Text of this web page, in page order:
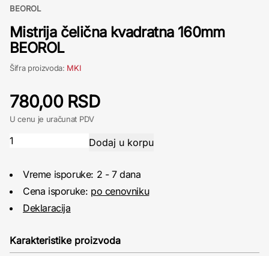
BEOROL
Mistrija čelična kvadratna 160mm
BEOROL
Šifra proizvoda: MKI
780,00 RSD
U cenu je uračunat PDV
Vreme isporuke: 2 - 7 dana
Cena isporuke: po cenovniku
Deklaracija
Karakteristike proizvoda